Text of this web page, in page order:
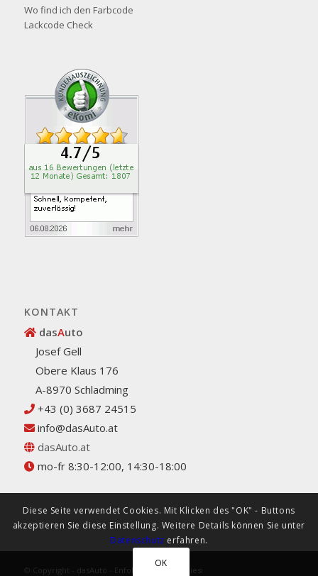
Wo find ich den Farbcode
Lackcode Check
KONTAKT
dasAuto
Josef Gell
Obere Klaus 176
A-8970 Schladming
+43 (0) 3687 24515
info@dasAuto.at
dasAuto.at
mo-fr 8:30-12:00, 14:30-18:00
© Copyright - dasAuto Enfold Theme by Kriesi
Diese Seite verwendet Cookies. Mit Klicken des "OK" - Buttons
akzeptieren Sie diese Einstellung. Weitere Details können Sie unter
Datenschutz erfahren.
OK